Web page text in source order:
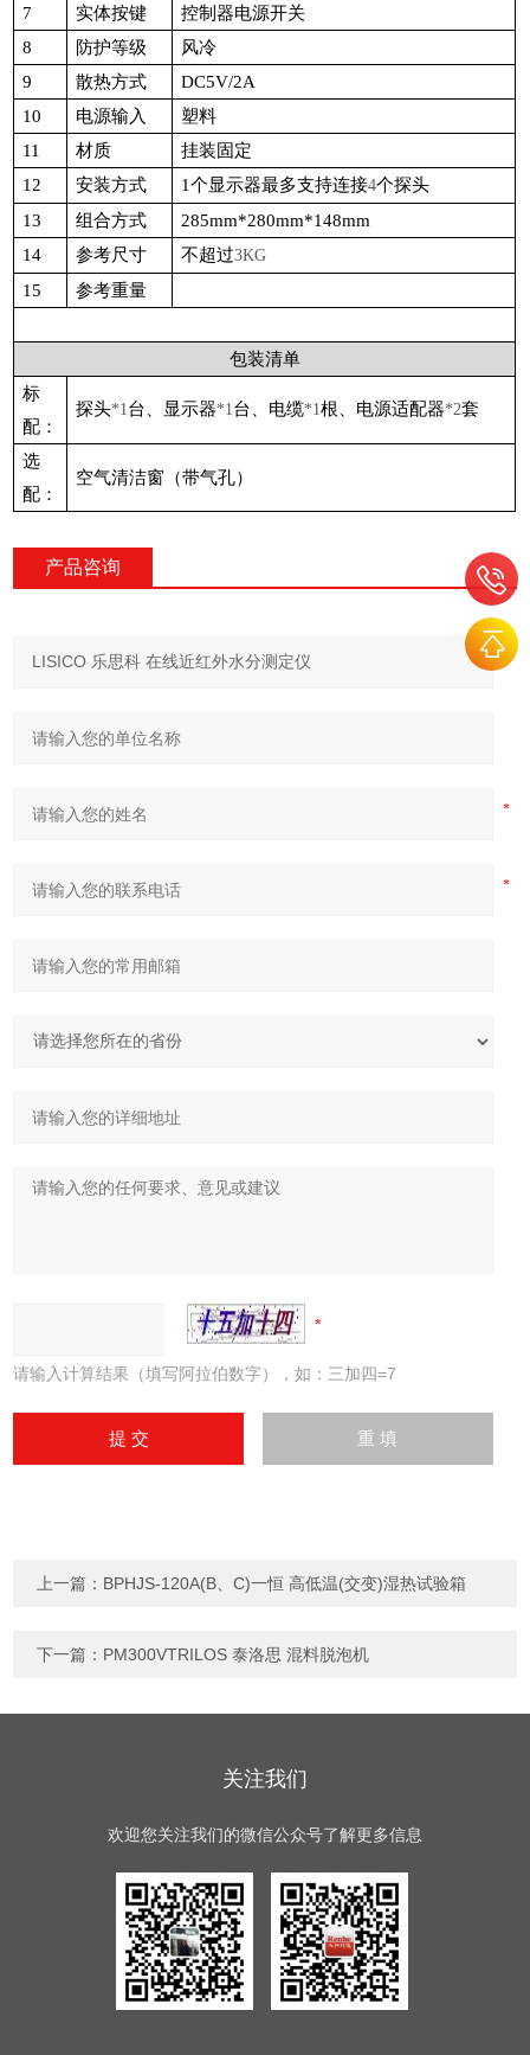
7 实体按键
控制器电源开关
8
防护等级
风冷
9
散热方式
DC5V/2A
10
电源输入
塑料
11
材质
挂装固定
12
安装方式 1个显示器最多支持连接4个探头
13
组合方式
285mm*280mm*148mm
14
参考尺寸 不超过3KG
15 参考重量
包装清单
标
配：
探头*1台、显示器*1台、电缆*1根、电源适配器*2套
选
配：
空气清洁窗（带气孔）
产品咨询
请输入计算结果（填写阿拉伯数字），如：三加四=7
上一篇： BPHJS-120A(B、C)一恒 高低温(交变)湿热试验箱
下一篇： PM300VTRILOS 泰洛思 混料脱泡机
关注我们
欢迎您关注我们的微信公众号了解更多信息